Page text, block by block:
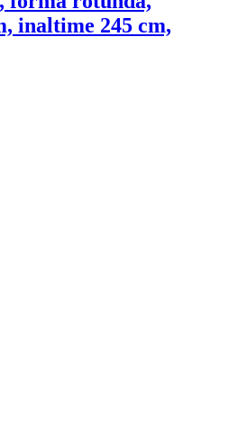
inaltime 245 cm,